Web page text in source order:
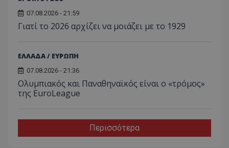
07.08.2026 - 21:59
Γιατί το 2026 αρχίζει να μοιάζει με το 1929
ΕΛΛΑΔΑ / ΕΥΡΩΠΗ
07.08.2026 - 21:36
Ολυμπιακός και Παναθηναϊκός είναι ο «τρόμος»
της EuroLeague
Περισσότερα